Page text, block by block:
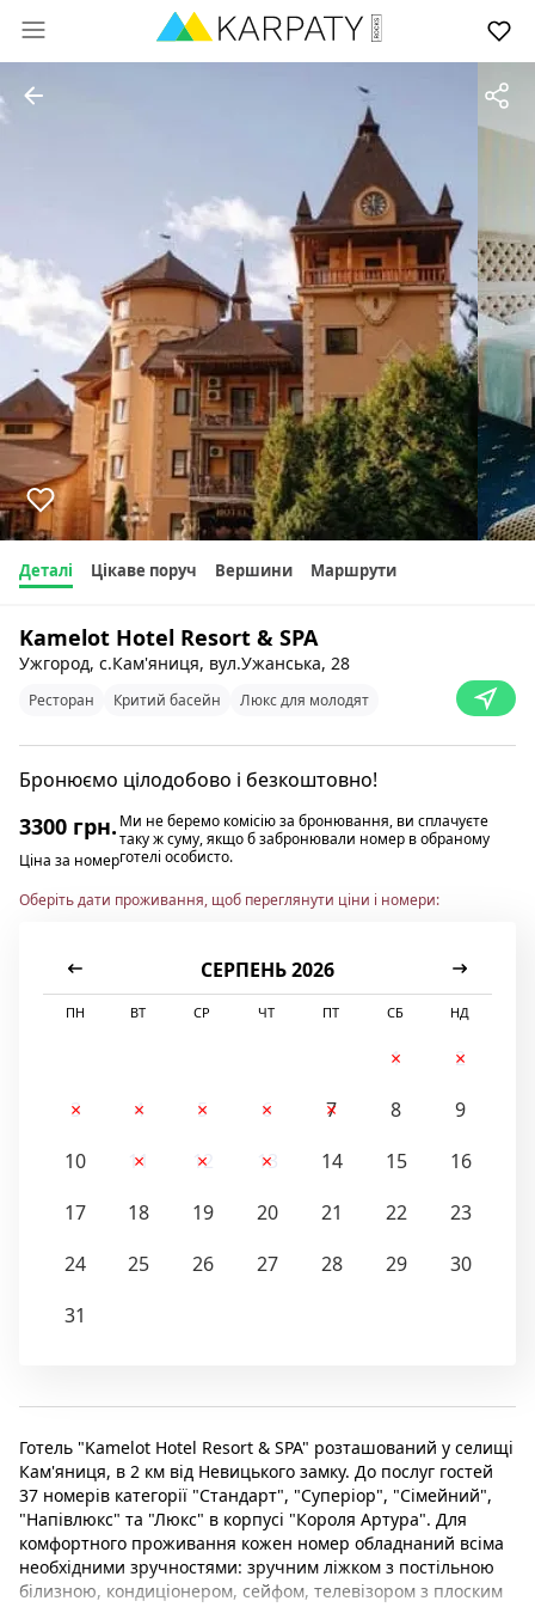
Деталі Цікаве поруч Вершини Маршрути
Kamelot Hotel Resort & SPA
Ужгород, с.Кам'яниця, вул.Ужанська, 28
Ресторан Критий басейн Люкс для молодят
Бронюємо цілодобово і безкоштовно!
3300 грн.
Ціна за номер
Ми не беремо комісію за бронювання, ви сплачуєте
таку ж суму, якщо б забронювали номер в обраному
готелі особисто.
Оберіть дати проживання, щоб переглянути ціни і номери:
СЕРПЕНЬ 2026
ПН ВТ СР ЧТ ПТ СБ НД
1
2
3
4 5 6 7 8
9
10
11 12 13 14 15
16
17
18 19 20 21 22
23
24
25 26 27 28 29
30
31
Готель "Kamelot Hotel Resort & SPA" розташований у селищі
Кам'яниця, в 2 км від Невицького замку. До послуг гостей
37 номерів категорії "Стандарт", "Суперіор", "Сімейний",
"Напівлюкс" та "Люкс" в корпусі "Короля Артура". Для
комфортного проживання кожен номер обладнаний всіма
необхідними зручностями: зручним ліжком з постільною
білизною, кондиціонером, сейфом, телевізором з плоским